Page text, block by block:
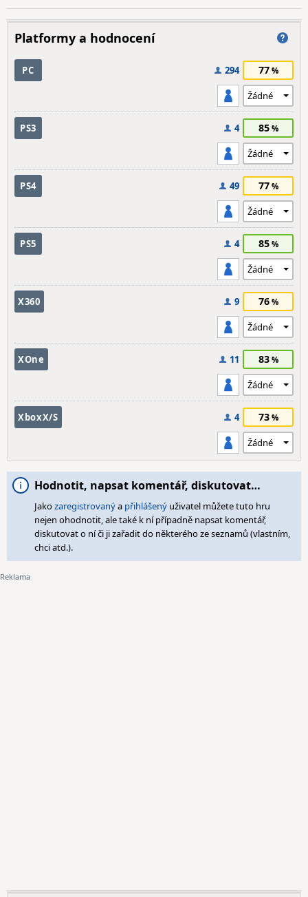
Platformy a hodnocení
PC 294 77
PS3 4 85
PS4 49 77
PS5 4 85
X360 9 76
XOne 11 83
XboxX/S 4 73
Hodnotit, napsat komentář, diskutovat…
Jakozaregistrovanýa přihlášený uživatel můžete tuto hru
nejen ohodnotit, ale také k ní případně napsat komentář,
diskutovat o ní či ji zařadit do některého ze seznamů (vlastním,
chci atd.).